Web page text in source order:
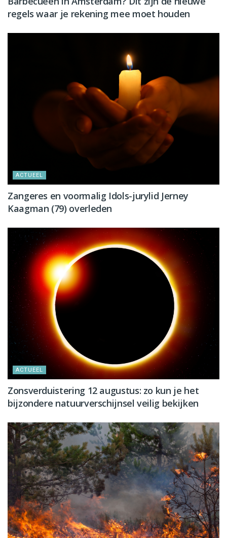
regels waar je rekening mee moet houden
ACTUEEL
Zangeres en voormalig Idols-jurylid Jerney
Kaagman (79) overleden
ACTUEEL
Zonsverduistering 12 augustus: zo kun je het
bijzondere natuurverschijnsel veilig bekijken